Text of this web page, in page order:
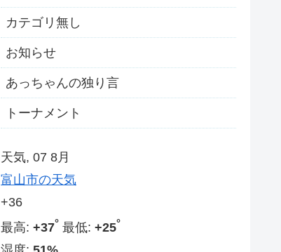
カテゴリ無し
お知らせ
あっちゃんの独り言
トーナメント
天気, 07 8月
富山市の天気
+36
最高: +37° 最低: +25°